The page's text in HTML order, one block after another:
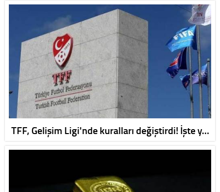
TFF, Gelişim Ligi'nde kuralları değiştirdi! İşte y…